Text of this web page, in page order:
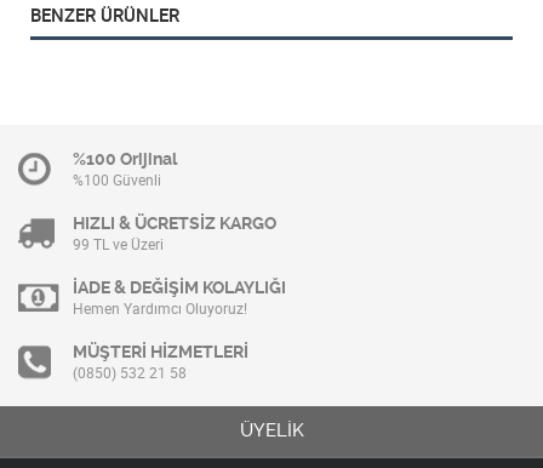
BENZER ÜRÜNLER
%100 Orijinal
%100 Güvenli
HIZLI & ÜCRETSİZ KARGO
99 TL ve Üzeri
İADE & DEĞİŞİM KOLAYLIĞI
Hemen Yardımcı Oluyoruz!
MÜŞTERİ HİZMETLERİ
(0850) 532 21 58
ÜYELİK